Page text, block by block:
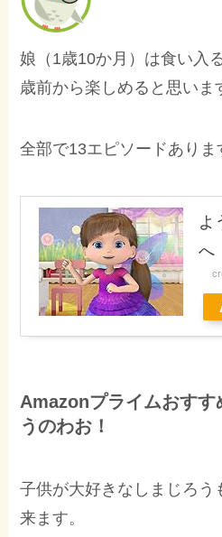
娘（1歳10か月）は食い入
歳前から楽しめると思いま
全部で13エピソードありま
よ
へ
Amazonプライムおすす
うのわお！
子供が大好きなしまじろう
来ます。